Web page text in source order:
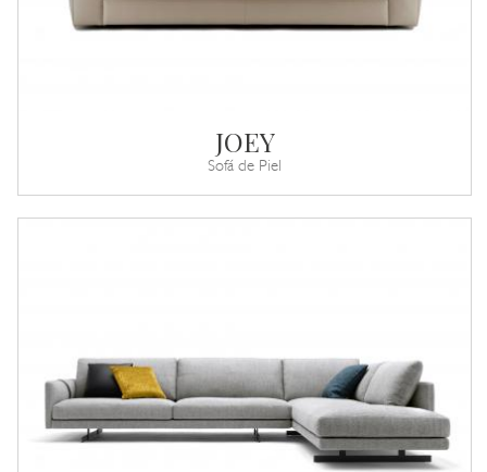
JOEY
Sofá de Piel